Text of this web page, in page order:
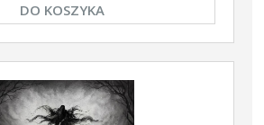
DO KOSZYKA